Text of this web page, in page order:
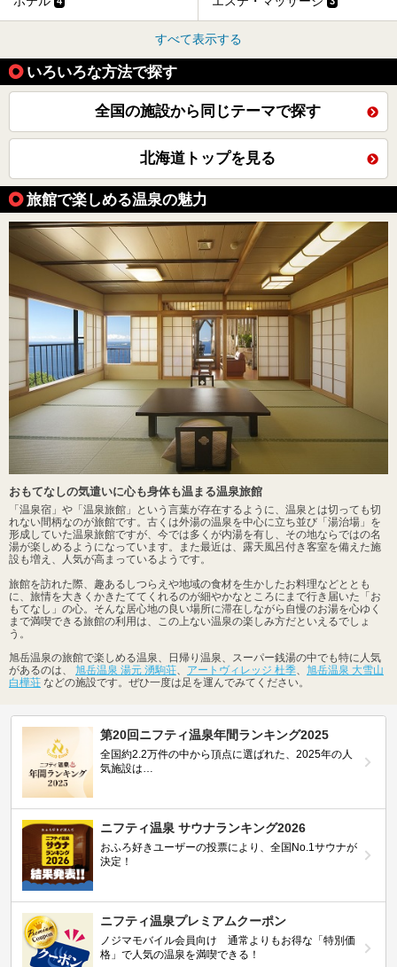
すべて表示する
いろいろな方法で探す
全国の施設から同じテーマで探す
北海道トップを見る
旅館で楽しめる温泉の魅力
おもてなしの気遣いに心も身体も温まる温泉旅館
「温泉宿」や「温泉旅館」という言葉が存在するように、温泉とは切っても切
れない間柄なのが旅館です。古くは外湯の温泉を中心に立ち並び「湯治場」を
形成していた温泉旅館ですが、今では多くが内湯を有し、その地ならではの名
湯が楽しめるようになっています。また最近は、露天風呂付き客室を備えた施
設も増え、人気が高まっているようです。
旅館を訪れた際、趣あるしつらえや地域の食材を生かしたお料理などととも
に、旅情を大きくかきたててくれるのが細やかなところにまで行き届いた「お
もてなし」の心。そんな居心地の良い場所に滞在しながら自慢のお湯を心ゆく
まで満喫できる旅館の利用は、この上ない温泉の楽しみ方だといえるでしょ
う。
旭岳温泉の旅館で楽しめる温泉、日帰り温泉、スーパー銭湯の中でも特に人気
があるのは、 旭岳温泉 湯元 湧駒荘、 アートヴィレッジ 杜季、 旭岳温泉 大雪山
白樺荘 などの施設です。ぜひ一度は足を運んでみてください。
第20回ニフティ温泉年間ランキング2025
全国約2.2万件の中から頂点に選ばれた、2025年の人
気施設は…
ニフティ温泉 サウナランキング2026
おふろ好きユーザーの投票により、全国No.1サウナが
決定！
ニフティ温泉プレミアムクーポン
ノジマモバイル会員向け 通常よりもお得な「特別価
格」で人気の温泉を満喫できる！